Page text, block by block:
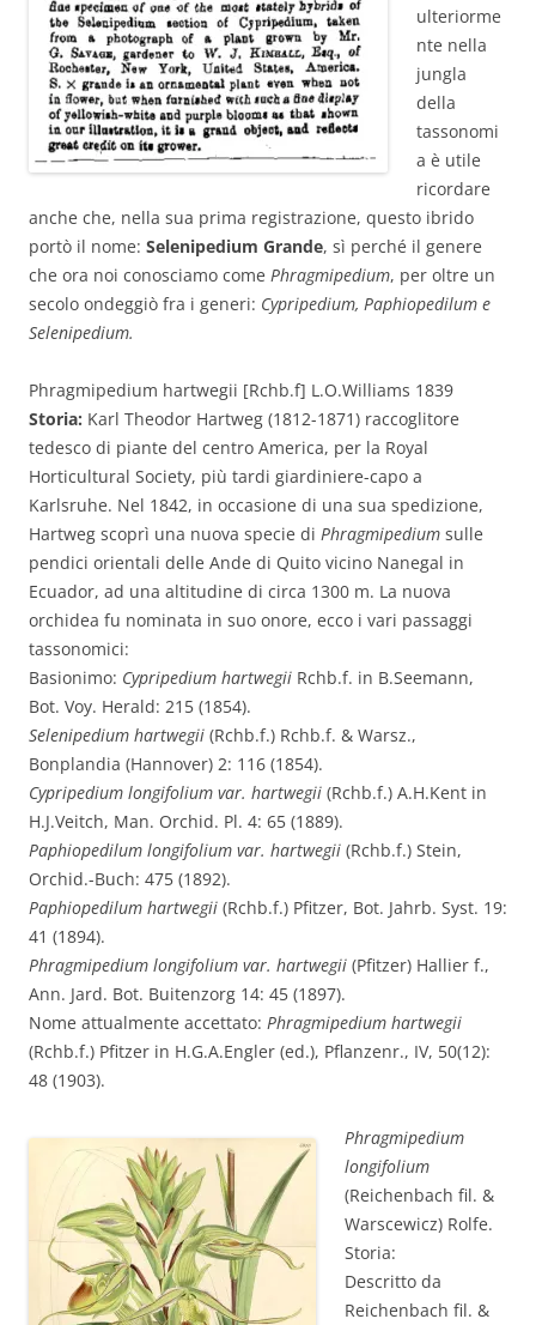
ulteriorme
nte nella
jungla
della
tassonomi
a è utile
ricordare
anche che, nella sua prima registrazione, questo ibrido
portò il nome: Selenipedium Grande, sì perché il genere
che ora noi conosciamo come Phragmipedium, per oltre un
secolo ondeggiò fra i generi: Cypripedium, Paphiopedilum e
Selenipedium.
Phragmipedium hartwegii [Rchb.f] L.O.Williams 1839
Storia: Karl Theodor Hartweg (1812-1871) raccoglitore
tedesco di piante del centro America, per la Royal
Horticultural Society, più tardi giardiniere-capo a
Karlsruhe. Nel 1842, in occasione di una sua spedizione,
Hartweg scoprì una nuova specie di Phragmipedium sulle
pendici orientali delle Ande di Quito vicino Nanegal in
Ecuador, ad una altitudine di circa 1300 m. La nuova
orchidea fu nominata in suo onore, ecco i vari passaggi
tassonomici:
Basionimo: Cypripedium hartwegii Rchb.f. in B.Seemann,
Bot. Voy. Herald: 215 (1854).
Selenipedium hartwegii (Rchb.f.) Rchb.f. & Warsz.,
Bonplandia (Hannover) 2: 116 (1854).
Cypripedium longifolium var. hartwegii (Rchb.f.) A.H.Kent in
H.J.Veitch, Man. Orchid. Pl. 4: 65 (1889).
Paphiopedilum longifolium var. hartwegii (Rchb.f.) Stein,
Orchid.-Buch: 475 (1892).
Paphiopedilum hartwegii (Rchb.f.) Pfitzer, Bot. Jahrb. Syst. 19:
41 (1894).
Phragmipedium longifolium var. hartwegii (Pfitzer) Hallier f.,
Ann. Jard. Bot. Buitenzorg 14: 45 (1897).
Nome attualmente accettato: Phragmipedium hartwegii
(Rchb.f.) Pfitzer in H.G.A.Engler (ed.), Pflanzenr., IV, 50(12):
48 (1903).
Phragmipedium
longifolium
(Reichenbach fil. &
Warscewicz) Rolfe.
Storia:
Descritto da
Reichenbach fil. &